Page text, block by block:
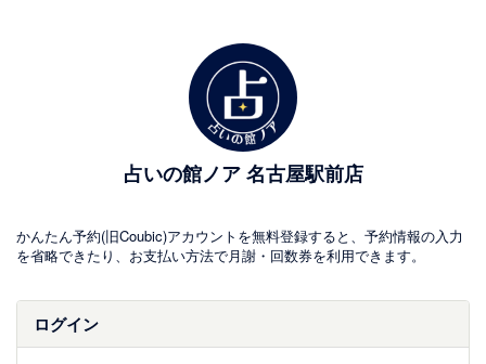
占いの館ノア 名古屋駅前店
かんたん予約(旧Coubic)アカウントを無料登録すると、予約情報の入力
を省略できたり、お支払い方法で月謝・回数券を利用できます。
ログイン